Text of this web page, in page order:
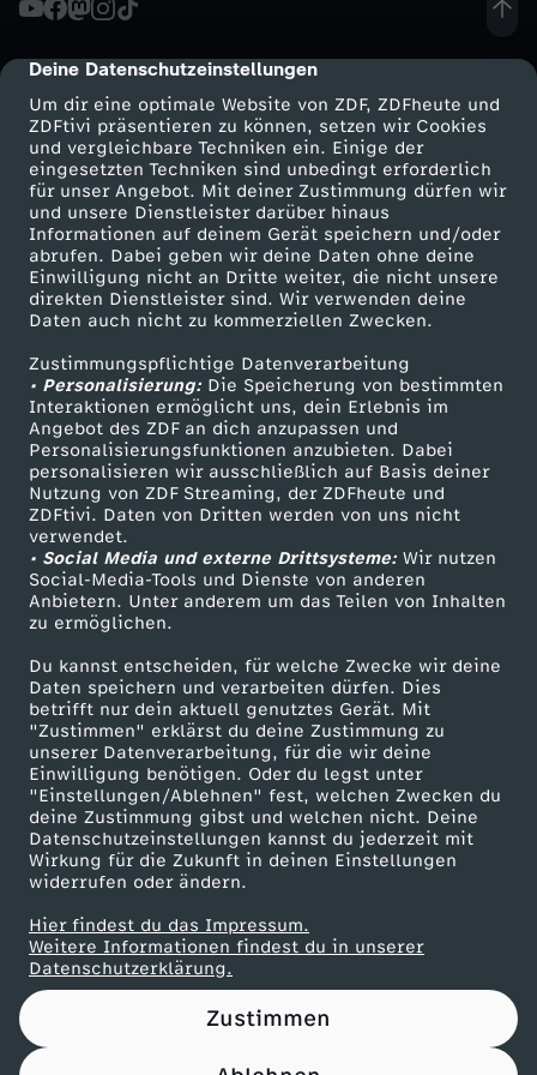
cmp-dialog-description
Deine Datenschutzeinstellungen
Um dir eine optimale Website von ZDF, ZDFheute und
ZDFtivi präsentieren zu können, setzen wir Cookies
und vergleichbare Techniken ein. Einige der
eingesetzten Techniken sind unbedingt erforderlich
für unser Angebot. Mit deiner Zustimmung dürfen wir
und unsere Dienstleister darüber hinaus
Informationen auf deinem Gerät speichern und/oder
abrufen. Dabei geben wir deine Daten ohne deine
Einwilligung nicht an Dritte weiter, die nicht unsere
direkten Dienstleister sind. Wir verwenden deine
Daten auch nicht zu kommerziellen Zwecken.
Zustimmungspflichtige Datenverarbeitung
• Personalisierung:Die Speicherung von bestimmten
Interaktionen ermöglicht uns, dein Erlebnis im
Angebot des ZDF an dich anzupassen und
Personalisierungsfunktionen anzubieten. Dabei
personalisieren wir ausschließlich auf Basis deiner
Nutzung von ZDF Streaming, der ZDFheute und
ZDFtivi. Daten von Dritten werden von uns nicht
verwendet.
• Social Media und externe Drittsysteme:Wir nutzen
Social-Media-Tools und Dienste von anderen
Anbietern. Unter anderem um das Teilen von Inhalten
zu ermöglichen.
Du kannst entscheiden, für welche Zwecke wir deine
Daten speichern und verarbeiten dürfen. Dies
betrifft nur dein aktuell genutztes Gerät. Mit
"Zustimmen" erklärst du deine Zustimmung zu
unserer Datenverarbeitung, für die wir deine
Einwilligung benötigen. Oder du legst unter
"Einstellungen/Ablehnen" fest, welchen Zwecken du
deine Zustimmung gibst und welchen nicht. Deine
Datenschutzeinstellungen kannst du jederzeit mit
Wirkung für die Zukunft in deinen Einstellungen
widerrufen oder ändern.
Hier findest du das Impressum.
Weitere Informationen findest du in unserer
Datenschutzerklärung.
Zustimmen
v
o
z
i
e
r
t
F
a
n
s
v
o
r
m
V
o
Mehr ZDF
ZDF-Apps
Smart TV
ZDFtext
Livestreams
Sendungen A-Z
TV-Programm
Service
ZDFmitreden
Kontakt zum ZDF
Tickets
Zuschauerservice
Hilfe
ZDF Unternehmen
Karriere
ZDF goes Schule
Werbefernsehen
Mainzelmännchen
Partner